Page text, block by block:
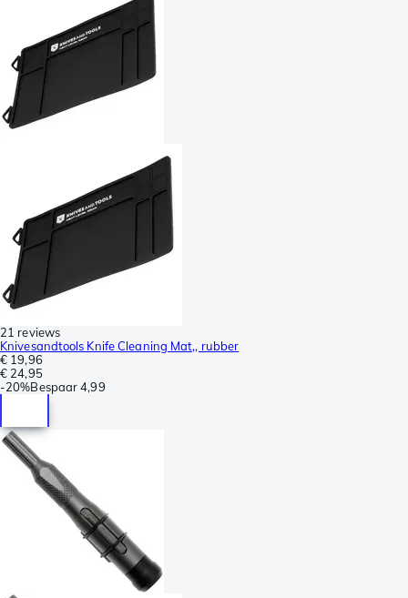
21 reviews
Knivesandtools Knife Cleaning Mat,, rubber
€ 19,96
€ 24,95
-20%Bespaar 4,99